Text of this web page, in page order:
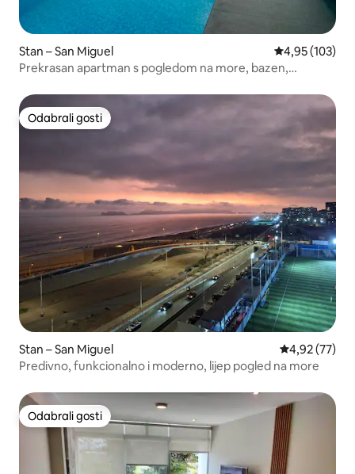
Stan – San Miguel Prosječna
4,95 (103)
Prekrasan apartman s pogledom na more, bazen,
Odabrali gosti
Odabrali gosti
Stan – San Miguel Prosječna
4,92 (77)
Predivno, funkcionalno i moderno, lijep pogled na more
Odabrali gosti
Odabrali gosti